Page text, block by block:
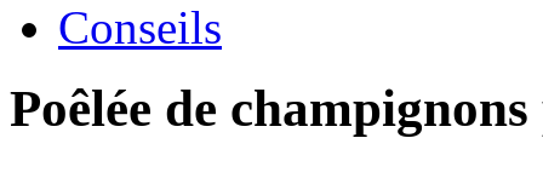
Conseils
Poêlée de